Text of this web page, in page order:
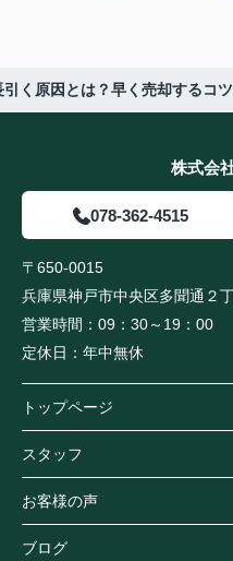
く原因とは？早く売却するコ
株式会
078-362-4515
〒650-0015
兵庫県神戸市中央区多聞通２
営業時間： 09：30～19：00
定休日： 年中無休
トップページ
スタッフ
お客様の声
ブログ